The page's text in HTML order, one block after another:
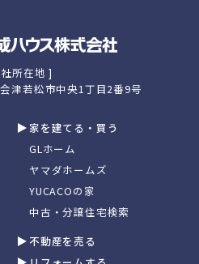
所在地 ]
津若松市中央1丁目2番9号
家を建てる・買う
GLホーム
ヤマダホームズ
YUCACOの家
中古・分譲住宅検索
不動産を売る